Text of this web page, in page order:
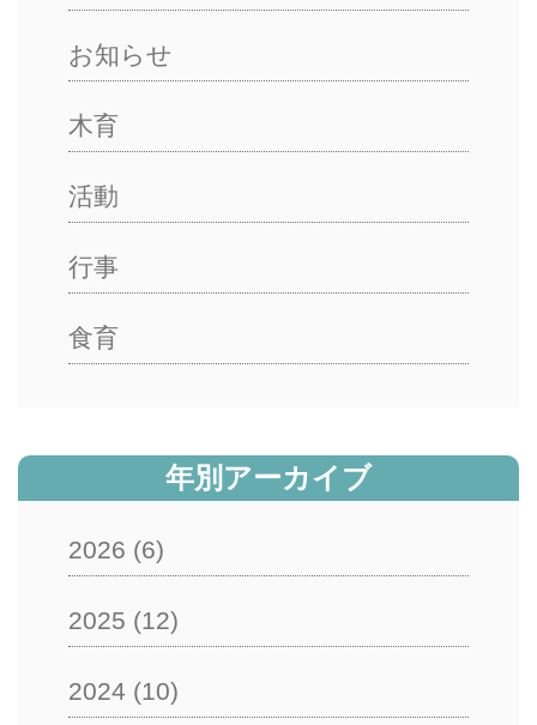
お知らせ
木育
活動
行事
食育
年別アーカイブ
2026 (6)
2025 (12)
2024 (10)